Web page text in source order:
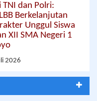
TNI dan Polri:
Berkelanjutan
Unggul Siswa
XII SMA Negeri 1
2026